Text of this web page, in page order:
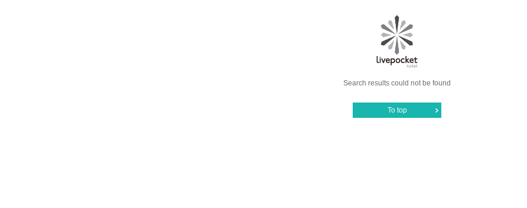
Search results could not be found
To top